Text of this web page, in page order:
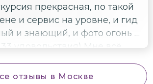
прекрасная, по такой
и сервис на уровне, и гид
и знающий, и фото огонь -
33 удовольствия) Мне всё
отзывы в Москве